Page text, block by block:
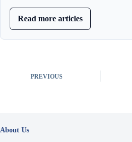
Read more articles
PREVIOUS
About Us